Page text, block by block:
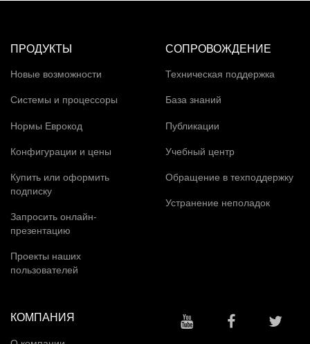
ПРОДУКТЫ
Новые возможности
Системы и процессоры
Нормы Еврокод
Конфигурации и цены
Купить или оформить
подписку
Запросить онлайн-
презентацию
Проекты наших
пользователей
СОПРОВОЖДЕНИЕ
Техническая поддержка
База знаний
Публикации
Учебный центр
Обращение в техподдержку
Устранение неполадок
КОМПАНИЯ